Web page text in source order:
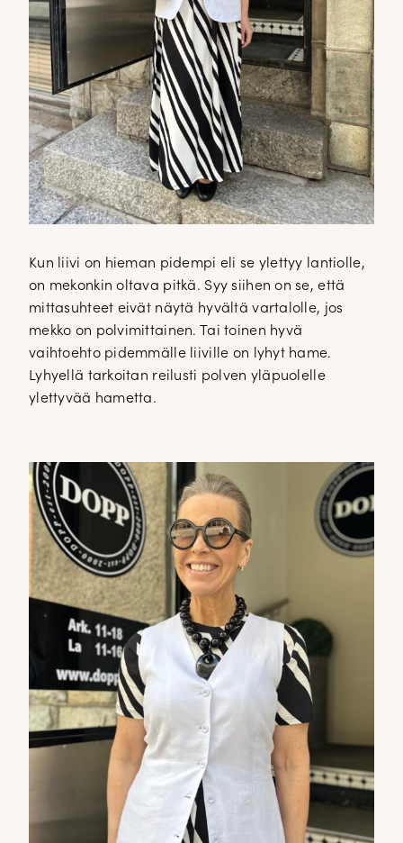
Kun liivi on hieman pidempi eli se ylettyy lantiolle,
on mekonkin oltava pitkä. Syy siihen on se, että
mittasuhteet eivät näytä hyvältä vartalolle, jos
mekko on polvimittainen. Tai toinen hyvä
vaihtoehto pidemmälle liiville on lyhyt hame.
Lyhyellä tarkoitan reilusti polven yläpuolelle
ylettyvää hametta.